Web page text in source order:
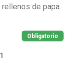
de papa.
Obligatorio